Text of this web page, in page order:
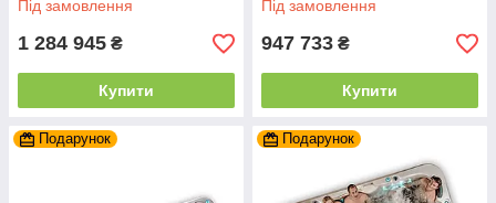
Під замовлення
1 284 945 ₴
Купити
Під замовлення
947 733 ₴
Купити
Подарунок Подарунок